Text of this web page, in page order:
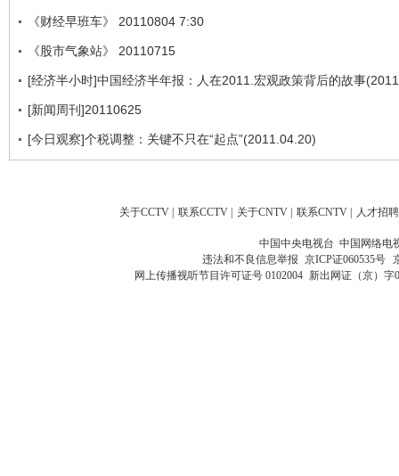
《财经早班车》 20110804 7:30
《股市气象站》 20110715
[经济半小时]中国经济半年报：人在2011.宏观政策背后的故事
[新闻周刊]20110625
[今日观察]个税调整：关键不只在“起点”(2011.04.20)
关于CCTV 联系CCTV 关于CNTV 联系CNTV 人才招聘
中国中央电视台 中国网络电
违法和不良信息举报 京ICP证060535号
网上传播视听节目许可证号 0102004 新出网证（京）